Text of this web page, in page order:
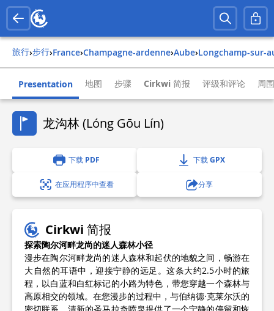
旅行› 步行› france› champagne-ardenne› aube› longchamp-sur-
Presentation 地图 步骤 Cirkwi 简报 评级和评论 周
龙沟林 (Lóng Gōu Lín)
下载 PDF 下载 GPX
在应用程序中查看 分享
Cirkwi 简报
探索陶尔河畔龙尚的迷人森林小径
漫步在陶尔河畔龙尚的迷人森林和起伏的地貌之间，畅游在
大自然的耳语中，迎接宁静的远足。这条大约2.5小时的旅
程，以白蓝和白红标记的小路为特色，带您穿越一个森林与
高原相交的领域。在您漫步的过程中，与伯纳德·克莱尔沃的